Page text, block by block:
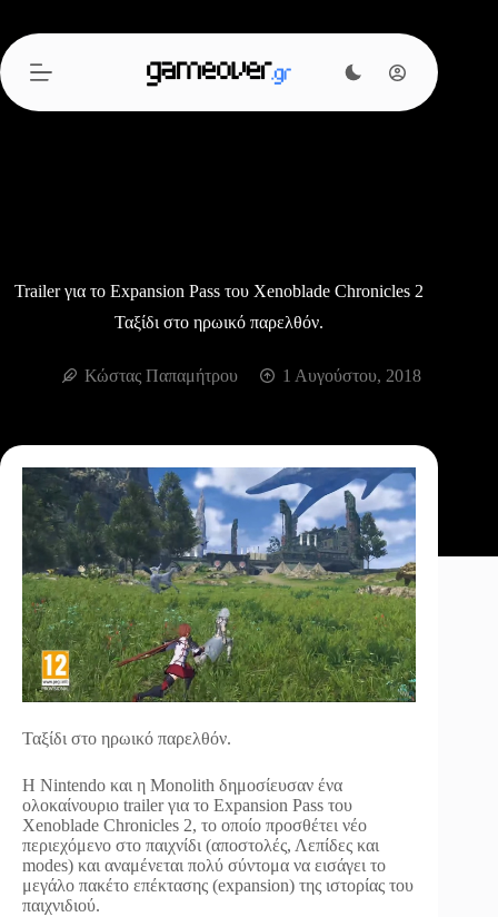
περιεχόμενο
Trailer για το Expansion Pass του Xenoblade Chronicles 2
Ταξίδι στο ηρωικό παρελθόν.
Κώστας Παπαμήτρου 1 Αυγούστου, 2018
Ταξίδι στο ηρωικό παρελθόν.
Η Nintendo και η Monolith δημοσίευσαν ένα
ολοκαίνουριο trailer για το Expansion Pass του
Xenoblade Chronicles 2, το οποίο προσθέτει νέο
περιεχόμενο στο παιχνίδι (αποστολές, Λεπίδες και
modes) και αναμένεται πολύ σύντομα να εισάγει το
μεγάλο πακέτο επέκτασης (expansion) της ιστορίας του
παιχνιδιού.